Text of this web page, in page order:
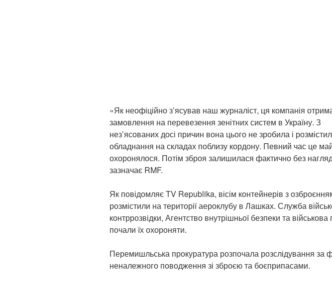
«Як неофіційно з’ясував наш журналіст, ця компанія
замовлення на перевезення зенітних систем в Україну. З
нез’ясованих досі причин вона цього не зробила і
обладнання на складах поблизу кордону. Певний час це
охоронялося. Потім зброя залишилася фактично без
зазначає RMF.
Як повідомляє TV Republika, вісім контейнерів з
розмістили на території аероклубу в Лашках. Служба
контррозвідки, Агентство внутрішньої безпеки та військова
почали їх охороняти.
Перемишльська прокуратура розпочала розслідування за
неналежного поводження зі зброєю та боєприпасами.